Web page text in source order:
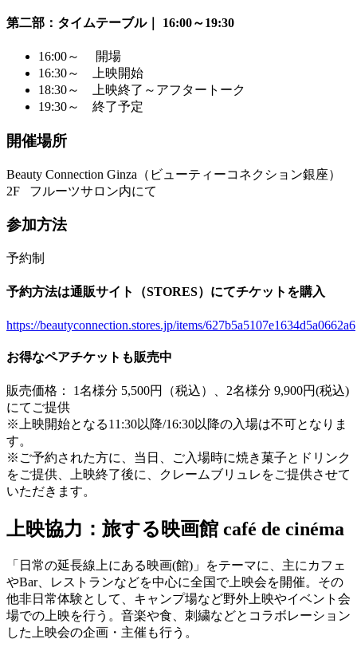
第二部：タイムテーブル｜ 16:00～19:30
16:00～ 開場
16:30～ 上映開始
18:30～ 上映終了～アフタートーク
19:30～ 終了予定
開催場所
Beauty Connection Ginza（ビューティーコネクション銀座）
2F フルーツサロン内にて
参加方法
予約制
予約方法は通販サイト（STORES）にてチケットを購入
https://beautyconnection.stores.jp/items/627b5a5107e1634d5a0662a6
お得なペアチケットも販売中
販売価格： 1名様分 5,500円（税込）、2名様分 9,900円(税込)
にてご提供
※上映開始となる11:30以降/16:30以降の入場は不可となりま
す。
※ご予約された方に、当日、ご入場時に焼き菓子とドリンク
をご提供、上映終了後に、クレームブリュレをご提供させて
いただきます。
上映協力：旅する映画館 café de cinéma
「日常の延長線上にある映画(館)」をテーマに、主にカフェ
やBar、レストランなどを中心に全国で上映会を開催。その
他非日常体験として、キャンプ場など野外上映やイベント会
場での上映を行う。音楽や食、刺繍などとコラボレーション
した上映会の企画・主催も行う。